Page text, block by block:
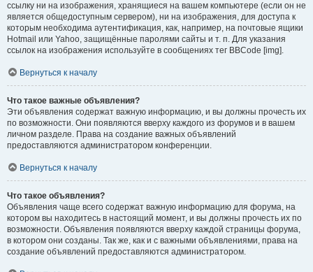
ссылку ни на изображения, хранящиеся на вашем компьютере (если он не
является общедоступным сервером), ни на изображения, для доступа к
которым необходима аутентификация, как, например, на почтовые ящики
Hotmail или Yahoo, защищённые паролями сайты и т. п. Для указания
ссылок на изображения используйте в сообщениях тег BBCode [img].
Вернуться к началу
Что такое важные объявления?
Эти объявления содержат важную информацию, и вы должны прочесть их
по возможности. Они появляются вверху каждого из форумов и в вашем
личном разделе. Права на создание важных объявлений
предоставляются администратором конференции.
Вернуться к началу
Что такое объявления?
Объявления чаще всего содержат важную информацию для форума, на
котором вы находитесь в настоящий момент, и вы должны прочесть их по
возможности. Объявления появляются вверху каждой страницы форума,
в котором они созданы. Так же, как и с важными объявлениями, права на
создание объявлений предоставляются администратором.